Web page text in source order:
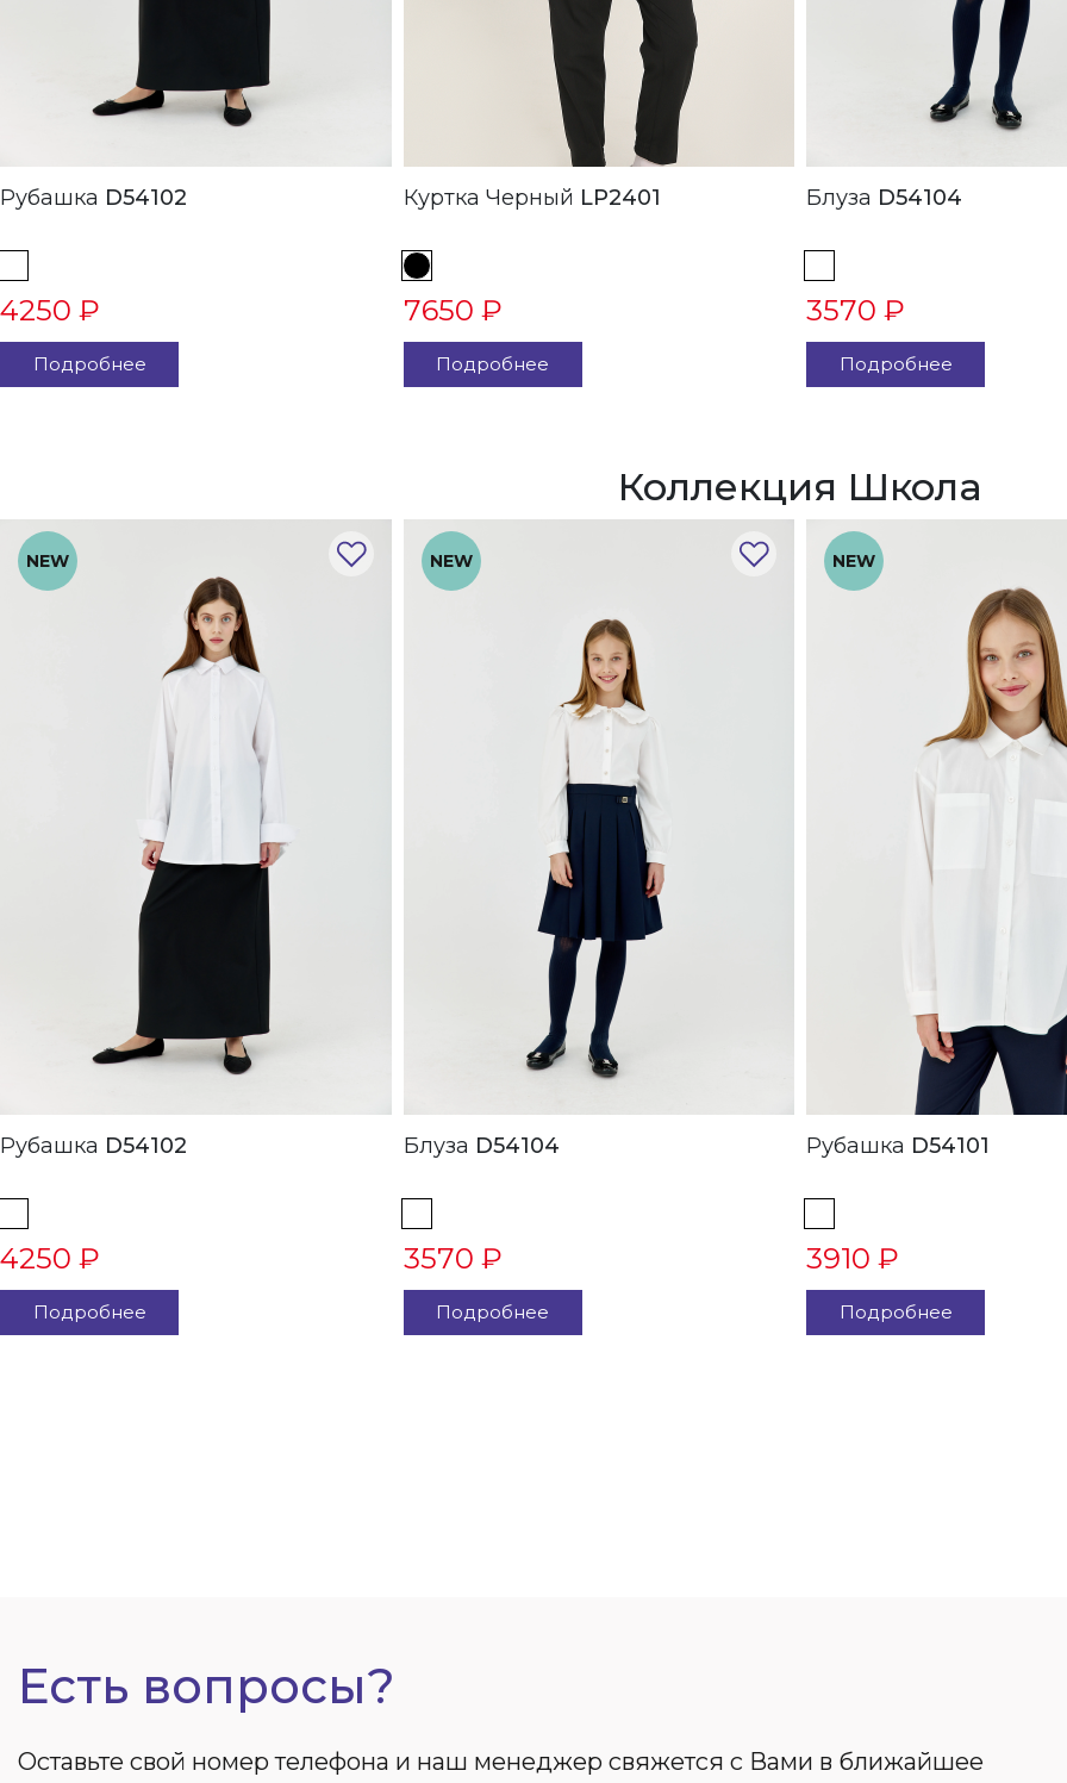
Рубашка D54102
4250 ₽
Подробнее
Куртка Черный LP2401
7650 ₽
Подробнее
Блуза D54104
3570 ₽
Подробнее
Коллекция Школа
NEW
Рубашка D54102
4250 ₽
Подробнее
NEW
Блуза D54104
3570 ₽
Подробнее
NEW
Рубашка D54101
3910 ₽
Подробнее
Есть вопросы?
Оставьте свой номер телефона и наш менеджер свяжется с Вами в ближайшее